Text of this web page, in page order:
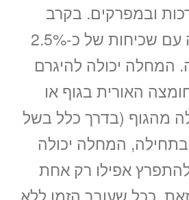
ד”ר גיל בורנשטיין
ראומטולוג בכיר
קויפמן 6 תל אביב
20:30 ובמפרקים. בקרב
גברים זוהי מחלה עם שכיחות של כ-2.5%
המחלה יכולה להיגרם
האורית בגוף או
מהגוף (בדרך כלל בשל
בתחילה, המחלה יכולה
אפילו רק אחת
ככל שעובר הזמן ללא